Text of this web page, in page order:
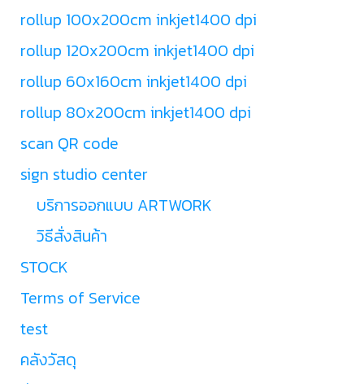
rollup 100x200cm inkjet1400 dpi
rollup 120x200cm inkjet1400 dpi
rollup 60x160cm inkjet1400 dpi
rollup 80x200cm inkjet1400 dpi
scan QR code
sign studio center
บริการออกแบบ ARTWORK
วิธีสั่งสินค้า
STOCK
Terms of Service
test
คลังวัสดุ